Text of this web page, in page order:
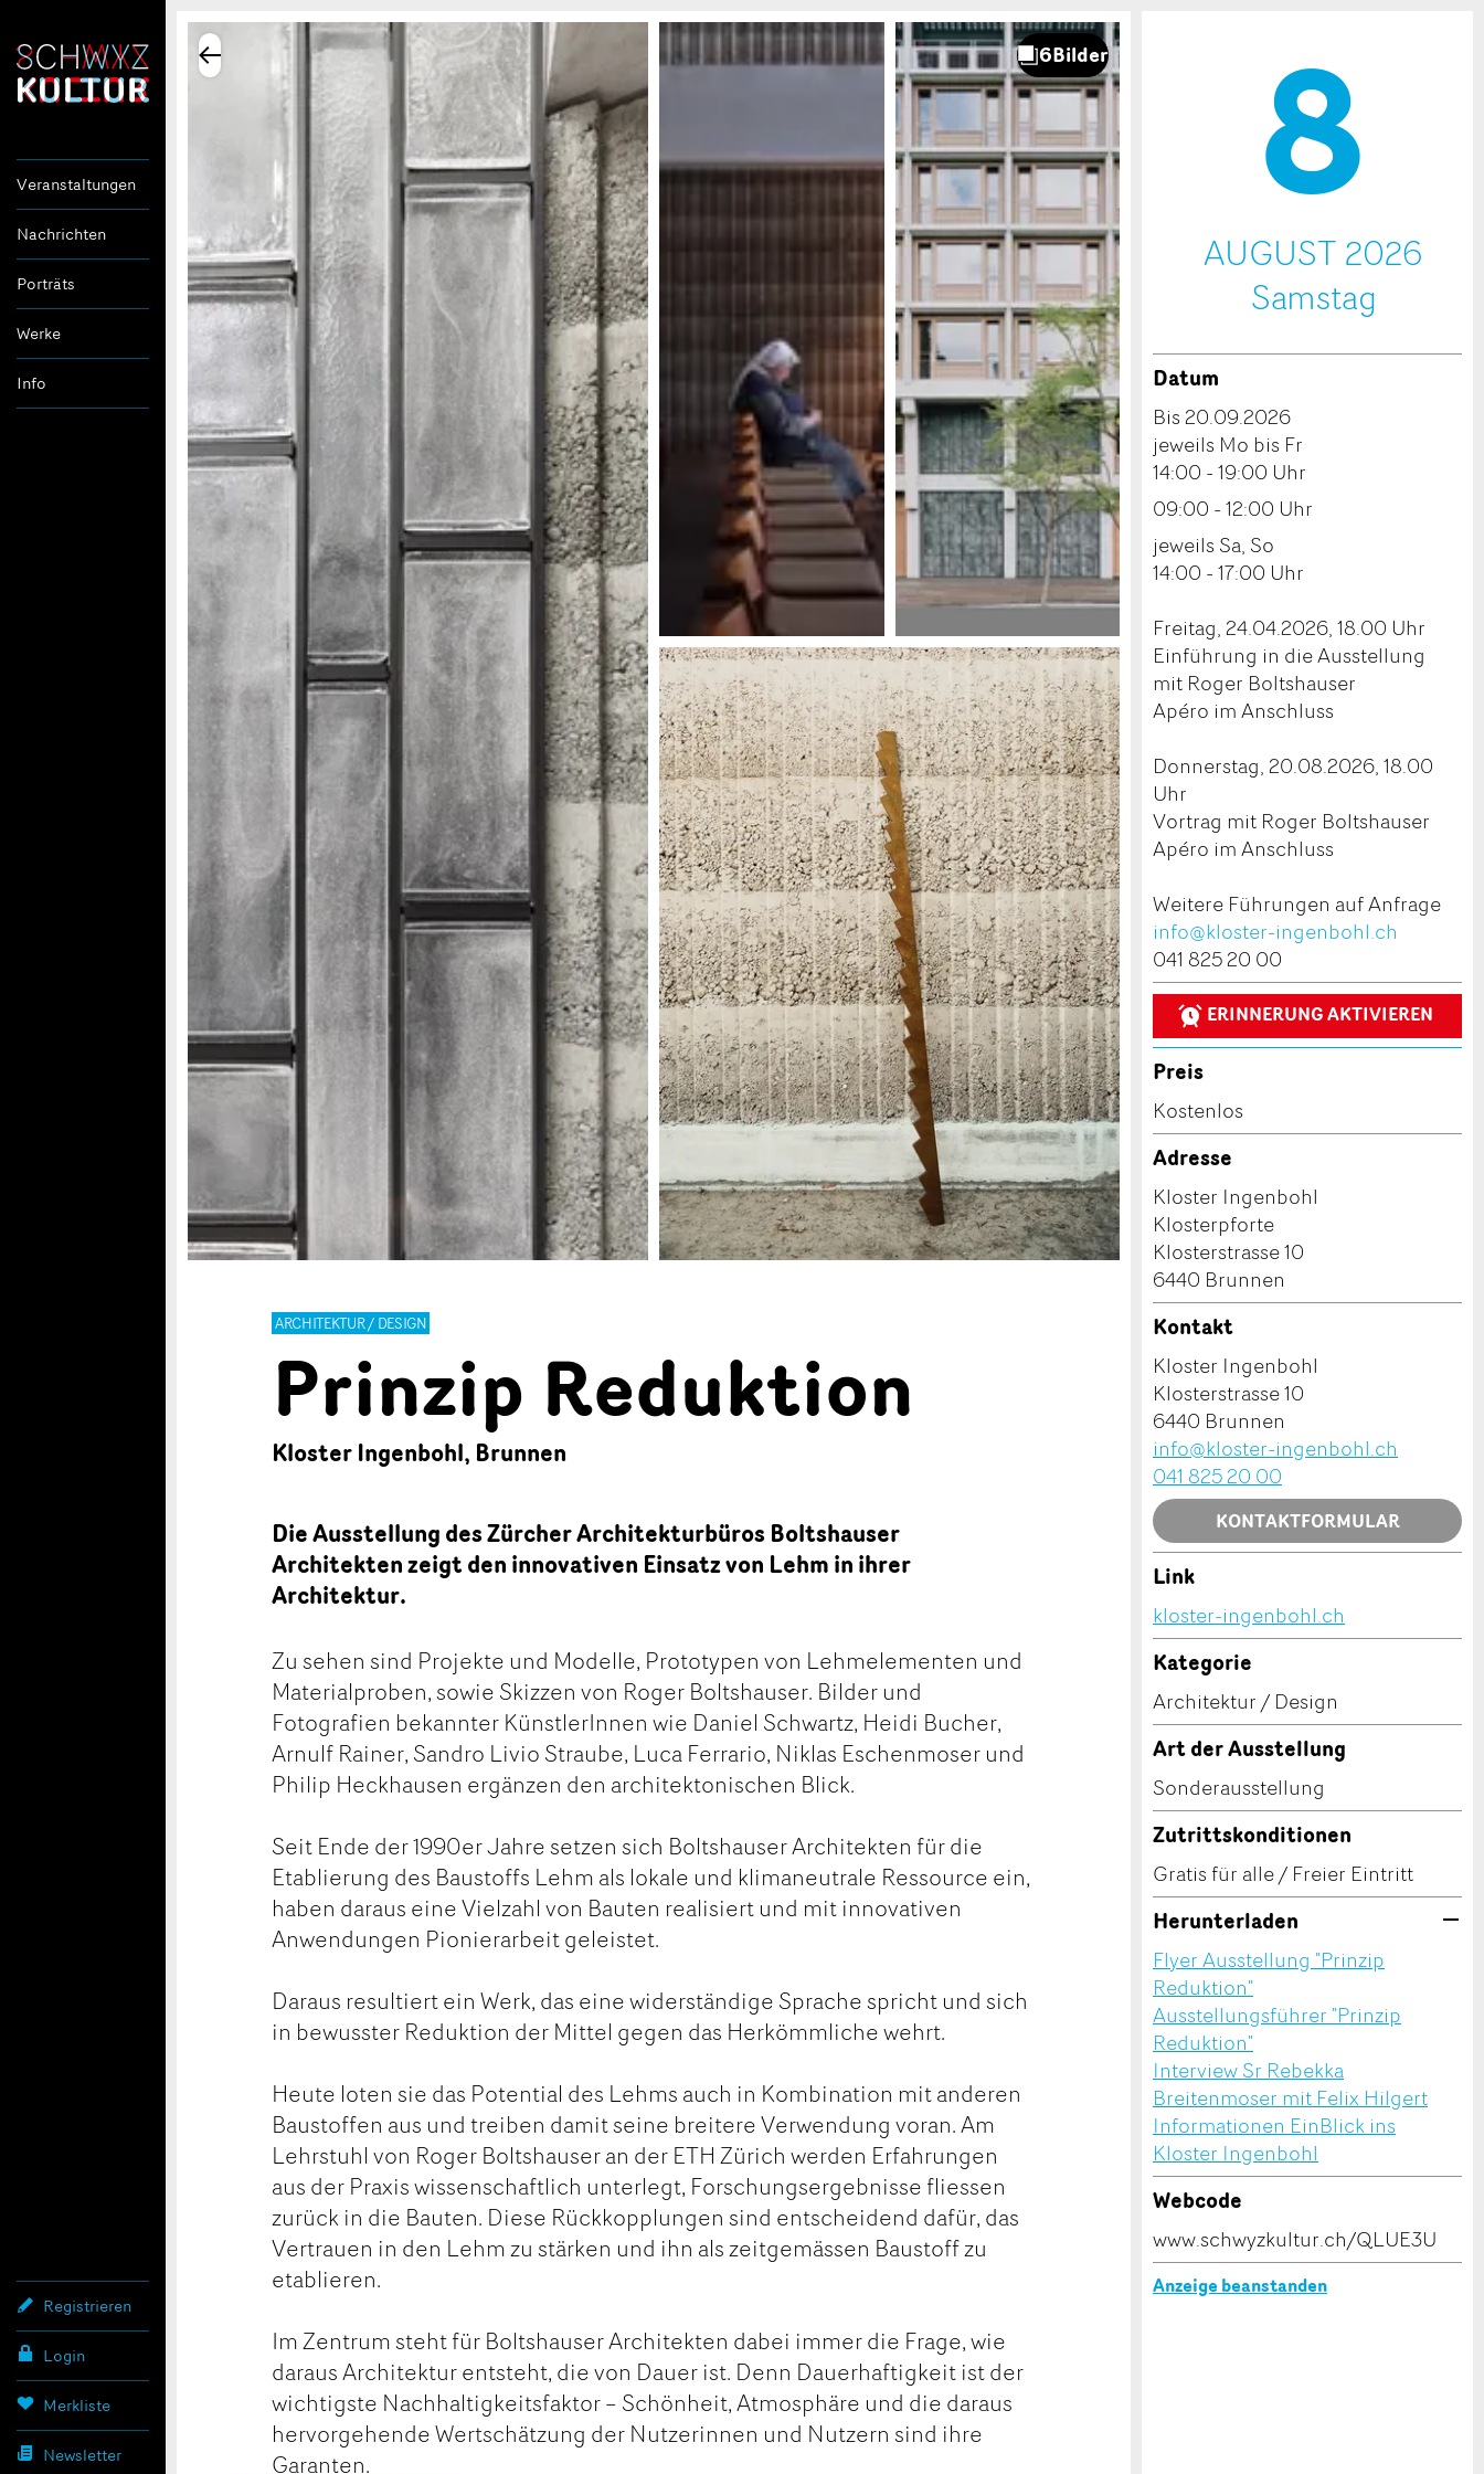
Veranstaltungen
Nachrichten
Porträts
Werke
Info
Registrieren
Login
Merkliste
Newsletter
ARCHITEKTUR / DESIGN
Prinzip Reduktion
Kloster Ingenbohl, Brunnen
Die Ausstellung des Zürcher Architekturbüros Boltshauser
Architekten zeigt den innovativen Einsatz von Lehm in ihrer
Architektur.
Zu sehen sind Projekte und Modelle, Prototypen von Lehmelementen und
Materialproben, sowie Skizzen von Roger Boltshauser. Bilder und
Fotografien bekannter KünstlerInnen wie Daniel Schwartz, Heidi Bucher,
Arnulf Rainer, Sandro Livio Straube, Luca Ferrario, Niklas Eschenmoser und
Philip Heckhausen ergänzen den architektonischen Blick.
Seit Ende der 1990er Jahre setzen sich Boltshauser Architekten für die
Etablierung des Baustoffs Lehm als lokale und klimaneutrale Ressource ein,
haben daraus eine Vielzahl von Bauten realisiert und mit innovativen
Anwendungen Pionierarbeit geleistet.
Daraus resultiert ein Werk, das eine widerständige Sprache spricht und sich
in bewusster Reduktion der Mittel gegen das Herkömmliche wehrt.
Heute loten sie das Potential des Lehms auch in Kombination mit anderen
Baustoffen aus und treiben damit seine breitere Verwendung voran. Am
Lehrstuhl von Roger Boltshauser an der ETH Zürich werden Erfahrungen
aus der Praxis wissenschaftlich unterlegt, Forschungsergebnisse fliessen
zurück in die Bauten. Diese Rückkopplungen sind entscheidend dafür, das
Vertrauen in den Lehm zu stärken und ihn als zeitgemässen Baustoff zu
etablieren.
Im Zentrum steht für Boltshauser Architekten dabei immer die Frage, wie
daraus Architektur entsteht, die von Dauer ist. Denn Dauerhaftigkeit ist der
wichtigste Nachhaltigkeitsfaktor – Schönheit, Atmosphäre und die daraus
hervorgehende Wertschätzung der Nutzerinnen und Nutzern sind ihre
Garanten.
Samstag
8
AUGUST 2026
Datum
Bis 20.09.2026
jeweils Mo bis Fr
14:00 - 19:00 Uhr
09:00 - 12:00 Uhr
jeweils Sa, So
14:00 - 17:00 Uhr
Freitag, 24.04.2026, 18.00 Uhr
Einführung in die Ausstellung
mit Roger Boltshauser
Apéro im Anschluss
Donnerstag, 20.08.2026, 18.00
Uhr
Vortrag mit Roger Boltshauser
Apéro im Anschluss
Weitere Führungen auf Anfrage
info@kloster-ingenbohl.ch
041 825 20 00
ERINNERUNG AKTIVIEREN
Preis
Kostenlos
Adresse
Kloster Ingenbohl
Klosterpforte
Klosterstrasse 10
6440 Brunnen
Kontakt
Kloster Ingenbohl
Klosterstrasse 10
6440 Brunnen
info@kloster-ingenbohl.ch
041 825 20 00
KONTAKTFORMULAR
Link
kloster-ingenbohl.ch
Kategorie
Architektur / Design
Art der Ausstellung
Sonderausstellung
Zutrittskonditionen
Gratis für alle / Freier Eintritt
Herunterladen
Flyer Ausstellung "Prinzip
Reduktion"
Ausstellungsführer "Prinzip
Reduktion"
Interview Sr Rebekka
Breitenmoser mit Felix Hilgert
Informationen EinBlick ins
Kloster Ingenbohl
Webcode
www.schwyzkultur.ch/QLUE3U
Anzeige beanstanden